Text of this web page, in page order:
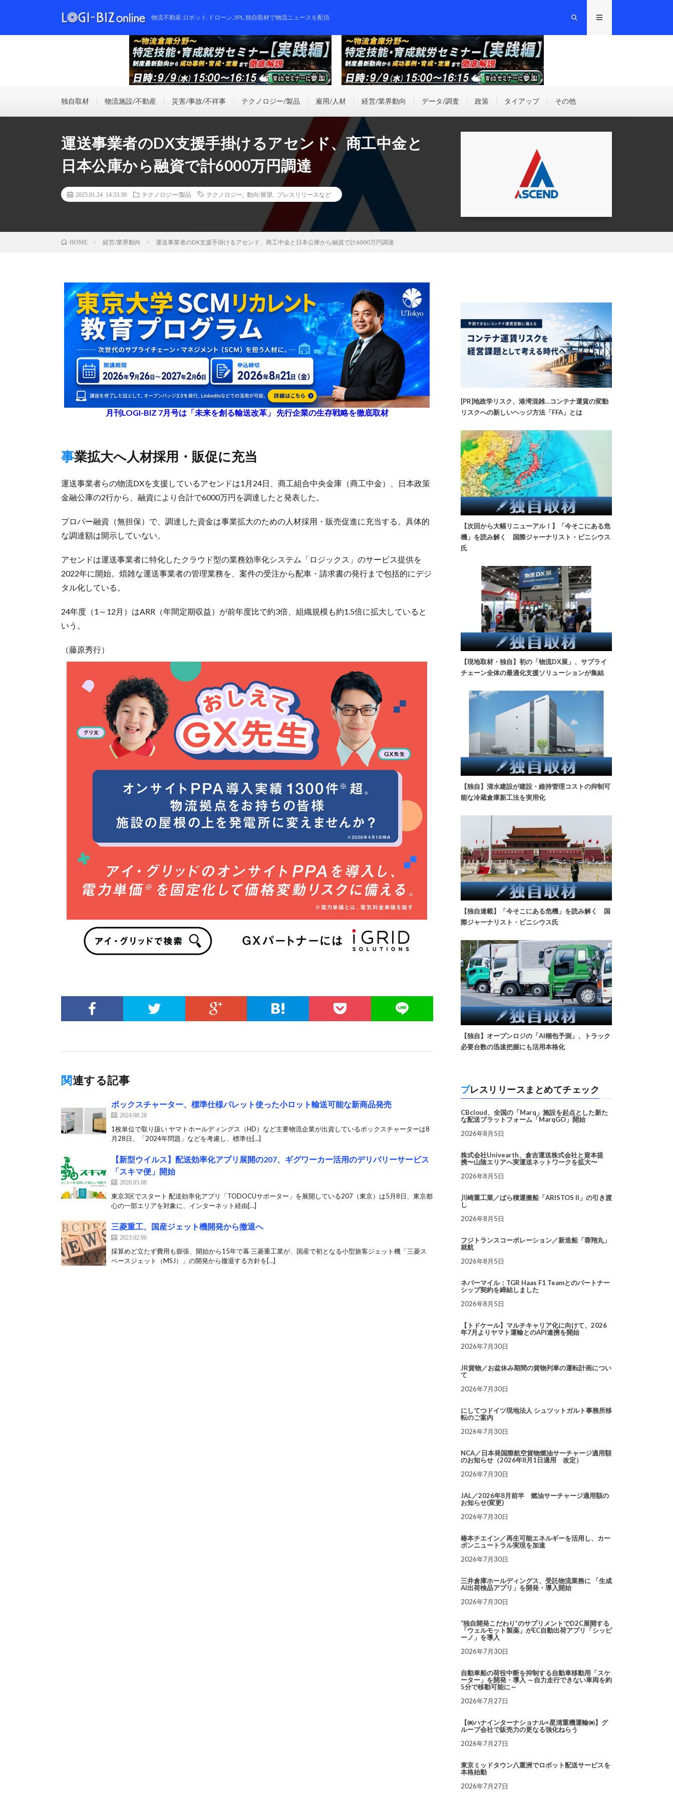
物流不動産,ロボット,ドローン,3PL,独自取材で物流ニュースを配信
独自取材 物流施設/不動産 災害/事故/不祥事 テクノロジー/製品 雇用/人材 経営/業界動向 データ/調査 政策 タイアップ その他
運送事業者のDX支援手掛けるアセンド、商工中金と
日本公庫から融資で計6000万円調達
2025.01.24 14:33:39 テクノロジー/製品 テクノロジー 動向/展望 プレスリリースなど
HOME 経営/業界動向 運送事業者のDX支援手掛けるアセンド、商工中金と日本公庫から融資で計6000万円調達
月刊LOGI-BIZ 7月号は「未来を創る輸送改革」 先行企業の生存戦略を徹底取材
事業拡大へ人材採用・販促に充当
運送事業者らの物流DXを支援しているアセンドは1月24日、商工組合中央金庫（商工中金）、日本政策
金融公庫の2行から、融資により合計で6000万円を調達したと発表した。
プロパー融資（無担保）で、調達した資金は事業拡大のための人材採用・販売促進に充当する。具体的
な調達額は開示していない。
アセンドは運送事業者に特化したクラウド型の業務効率化システム「ロジックス」のサービス提供を
2022年に開始。煩雑な運送事業者の管理業務を、案件の受注から配車・請求書の発行まで包括的にデジ
タル化している。
24年度（1～12月）はARR（年間定期収益）が前年度比で約3倍、組織規模も約1.5倍に拡大していると
いう。
（藤原秀行）
関連する記事
ボックスチャーター、標準仕様パレット使った小ロット輸送可能な新商品発売
2024.08.28
1枚単位で取り扱い ヤマトホールディングス（HD）など主要物流企業が出資しているボックスチャーターは8
月28日、「2024年問題」などを考慮し、標準仕[…]
【新型ウイルス】配送効率化アプリ展開の207、ギグワーカー活用のデリバリーサービス
「スキマ便」開始
2020.05.08
東京3区でスタート 配送効率化アプリ「TODOCUサポーター」を展開している207（東京）は5月8日、東京都
心の一部エリアを対象に、インターネット経由[…]
三菱重工、国産ジェット機開発から撤退へ
2023.02.06
採算めど立たず費用も膨張、開始から15年で幕 三菱重工業が、国産で初となる小型旅客ジェット機「三菱ス
ペースジェット（MSJ）」の開発から撤退する方針を[…]
[PR]地政学リスク、港湾混雑…コンテナ運賃の変動
リスクへの新しいヘッジ方法「FFA」とは
【次回から大幅リニューアル！】「今そこにある危
機」を読み解く 国際ジャーナリスト・ビニシウス
氏
【現地取材・独自】初の「物流DX展」、サプライ
チェーン全体の最適化支援ソリューションが集結
【独自】清水建設が建設・維持管理コストの抑制可
能な冷蔵倉庫新工法を実用化
【独自連載】「今そこにある危機」を読み解く 国
際ジャーナリスト・ビニシウス氏
【独自】オープンロジの「AI梱包予測」、トラック
必要台数の迅速把握にも活用本格化
プレスリリースまとめてチェック
CBcloud、全国の「Marq」施設を起点とした新た
な配送プラットフォーム「MarqGO」開始
2026年8月5日
株式会社Univearth、倉吉運送株式会社と資本提
携〜山陰エリアへ実運送ネットワークを拡大〜
2026年8月5日
川崎重工業／ばら積運搬船「ARISTOS II」の引き渡
し
2026年8月5日
フジトランスコーポレーション／新造船「蓉翔丸」
就航
2026年8月5日
ネバーマイル：TGR Haas F1 Teamとのパートナー
シップ契約を締結しました
2026年8月5日
【トドケール】マルチキャリア化に向けて、2026
年7月よりヤマト運輸とのAPI連携を開始
2026年7月30日
JR貨物／お盆休み期間の貨物列車の運転計画につい
て
2026年7月30日
にしてつドイツ現地法人 シュツットガルト事務所移
転のご案内
2026年7月30日
NCA／日本発国際航空貨物燃油サーチャージ適用額
のお知らせ（2026年8月1日適用 改定）
2026年7月30日
JAL／2026年8月前半 燃油サーチャージ適用額の
お知らせ(変更)
2026年7月30日
椿本チエイン／再生可能エネルギーを活用し、カー
ボンニュートラル実現を加速
2026年7月30日
三井倉庫ホールディングス、受託物流業務に 「生成
AI出荷検品アプリ」を開発・導入開始
2026年7月30日
“独自開発こだわり”のサプリメントでD2C展開する
「ウェルモット製薬」がEC自動出荷アプリ「シッピ
ーノ」を導入
2026年7月30日
自動車船の荷役中断を抑制する自動車移動用「スケ
ーター」を開発・導入 ～自力走行できない車両を約
5分で移動可能に～
2026年7月27日
【㈱ハナインターナショナル×星清重機運輸㈱】グ
ループ会社で販売力の更なる強化ねらう
2026年7月27日
東京ミッドタウン八重洲でロボット配送サービスを
本格始動
2026年7月27日